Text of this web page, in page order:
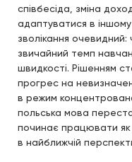
співбесіда, зміна
адаптуватися в
зволікання
звичайний темп
швидкості. Рішенням
прогрес на
в режим
польська мова
починає працювати як
в найближчій